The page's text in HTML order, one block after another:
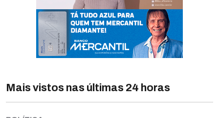
Mais vistos nas últimas 24 horas